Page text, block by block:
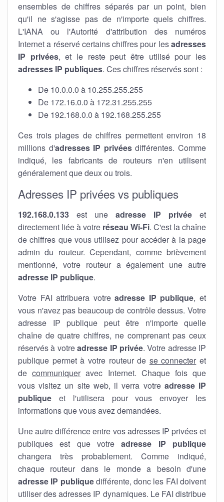
ensembles de chiffres séparés par un point, bien
qu'il ne s'agisse pas de n'importe quels chiffres.
L'IANA ou l'Autorité d'attribution des numéros
Internet a réservé certains chiffres pour lesadresses
IP privées, et le reste peut être utilisé pour les
adresses IP publiques. Ces chiffres réservés sont :
De 10.0.0.0 à 10.255.255.255
De 172.16.0.0 à 172.31.255.255
De 192.168.0.0 à 192.168.255.255
Ces trois plages de chiffres permettent environ 18
millions d'adresses IP privéesdifférentes. Comme
indiqué, les fabricants de routeurs n'en utilisent
généralement que deux ou trois.
Adresses IP privées vs publiques
192.168.0.133 est une adresse IP privée et
directement liée à votre réseau Wi-Fi. C'est la chaîne
de chiffres que vous utilisez pour accéder à la page
admin du routeur. Cependant, comme brièvement
mentionné, votre routeur a également une autre
adresse IP publique.
Votre FAI attribuera votreadresse IP publique, et
vous n'avez pas beaucoup de contrôle dessus. Votre
adresse IP publique peut être n'importe quelle
chaîne de quatre chiffres, ne comprenant pas ceux
réservés à votreadresse IP privée. Votre adresse IP
publique permet à votre routeur de se connecter et
decommuniquer avec Internet. Chaque fois que
vous visitez un site web, il verra votre adresse IP
publique et l'utilisera pour vous envoyer les
informations que vous avez demandées.
Une autre différence entre vos adresses IP privées et
publiques est que votreadresse IP publique
changera très probablement. Comme indiqué,
chaque routeur dans le monde a besoin d'une
adresse IP publiquedifférente, donc les FAI doivent
utiliser des adresses IP dynamiques. Le FAI distribue